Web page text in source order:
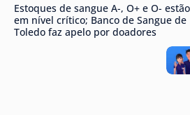
Estoques de sangue A-, O+ e O- estão
em nível crítico; Banco de Sangue de
Toledo faz apelo por doadores